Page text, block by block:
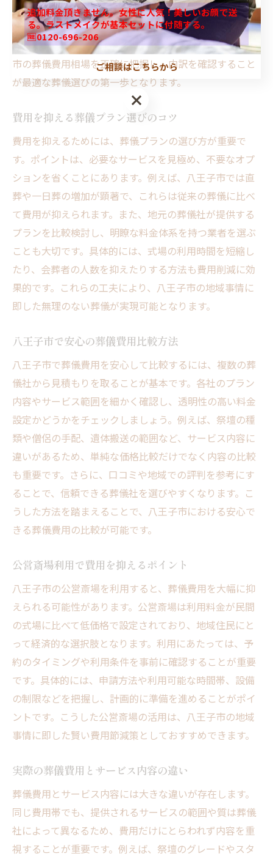
具体例として、伝統的な葬儀では祭壇や会葬者への対応
費用が多くかかりますが、直葬などのシンプルな形式は
費用を抑えやすい傾向にあります。したがって、八王子
市の葬儀費用相場を正確に把握し、内訳を確認すること
が最適な葬儀選びの第一歩となります。
費用を抑える葬儀プラン選びのコツ
費用を抑えるためには、葬儀プランの選び方が重要で
す。ポイントは、必要なサービスを見極め、不要なオプ
ションを省くことにあります。例えば、八王子市では直
葬や一日葬の増加が顕著で、これらは従来の葬儀に比べ
て費用が抑えられます。また、地元の葬儀社が提供する
プランを比較検討し、明瞭な料金体系を持つ業者を選ぶ
ことも大切です。具体的には、式場の利用時間を短縮し
たり、会葬者の人数を抑えたりする方法も費用削減に効
果的です。これらの工夫により、八王子市の地域事情に
即した無理のない葬儀が実現可能となります。
八王子市で安心の葬儀費用比較方法
八王子市で葬儀費用を安心して比較するには、複数の葬
儀社から見積もりを取ることが基本です。各社のプラン
内容やサービス範囲を細かく確認し、透明性の高い料金
設定かどうかをチェックしましょう。例えば、祭壇の種
類や僧侶の手配、遺体搬送の範囲など、サービス内容に
違いがあるため、単純な価格比較だけでなく内容の比較
も重要です。さらに、口コミや地域での評判を参考にす
ることで、信頼できる葬儀社を選びやすくなります。こ
うした方法を踏まえることで、八王子市における安心で
きる葬儀費用の比較が可能です。
公営斎場利用で費用を抑えるポイント
八王子市の公営斎場を利用すると、葬儀費用を大幅に抑
えられる可能性があります。公営斎場は利用料金が民間
の式場に比べて低価格で設定されており、地域住民にと
って経済的な選択肢となります。利用にあたっては、予
約のタイミングや利用条件を事前に確認することが重要
です。具体的には、申請方法や利用可能な時間帯、設備
の制限などを把握し、計画的に準備を進めることがポイ
ントです。こうした公営斎場の活用は、八王子市の地域
事情に即した賢い費用節減策としておすすめできます。
実際の葬儀費用とサービス内容の違い
葬儀費用とサービス内容には大きな違いが存在します。
同じ費用帯でも、提供されるサービスの範囲や質は葬儀
社によって異なるため、費用だけにとらわれず内容を重
視することが重要です。例えば、祭壇のグレードやスタ
追加料金頂きません。女性に人気！美しいお顔で送
る。ラストメイクが基本セットに付随する。
🆓0120-696-206
ご相談はこちらから